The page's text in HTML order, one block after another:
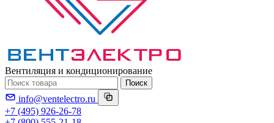
Вентиляция и кондиционирование
Поиск
info@ventelectro.ru
+7 (495) 926-26-78